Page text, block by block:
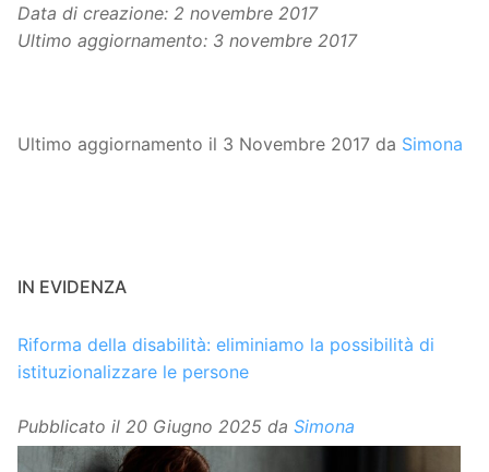
Data di creazione: 2 novembre 2017
Ultimo aggiornamento: 3 novembre 2017
Ultimo aggiornamento il 3 Novembre 2017 da Simona
IN EVIDENZA
Riforma della disabilità: eliminiamo la possibilità di
istituzionalizzare le persone
Pubblicato il 20 Giugno 2025 da Simona